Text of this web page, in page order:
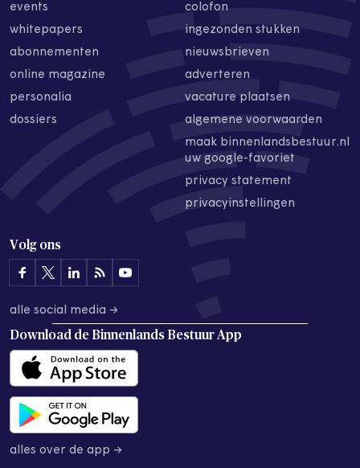
events
whitepapers
abonnementen
online magazine
personalia
dossiers
colofon
ingezonden stukken
nieuwsbrieven
adverteren
vacature plaatsen
algemene voorwaarden
maak binnenlandsbestuur.nl
uw google-favoriet
privacy statement
privacyinstellingen
Volg ons
alle social media →
Download de Binnenlands Bestuur App
alles over de app →